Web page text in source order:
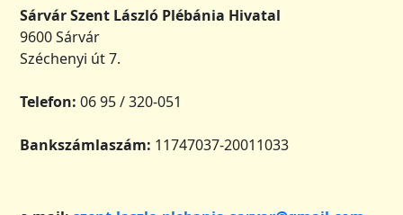
Sárvár Szent László Plébánia Hivatal
9600 Sárvár
Széchenyi út 7.
Telefon: 06 95 / 320-051
Bankszámlaszám: 11747037-20011033